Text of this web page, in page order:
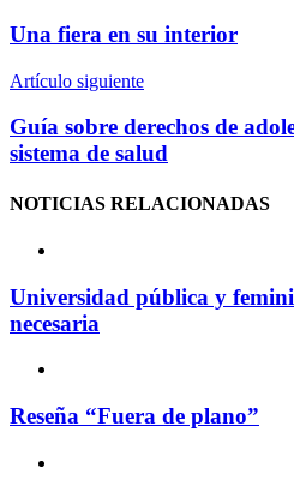
Una fiera en su interior
Artículo siguiente
Guía sobre derechos de
sistema de salud
NOTICIAS RELACIONADAS
Universidad pública y
necesaria
Reseña “Fuera de plano”